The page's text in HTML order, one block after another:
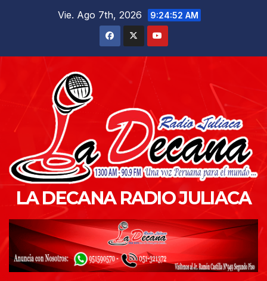
Vie. Ago 7th, 2026 9:24:53 AM
LA DECANA RADIO JULIACA